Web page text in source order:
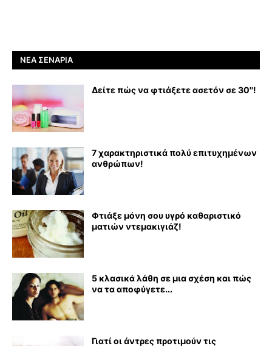
ΝΈΑ ΣΕΝΆΡΙΑ
Δείτε πώς να φτιάξετε ασετόν σε 30''!
7 χαρακτηριστικά πολύ επιτυχημένων
ανθρώπων!
Φτιάξε μόνη σου υγρό καθαριστικό
ματιών ντεμακιγιάζ!
5 κλασικά λάθη σε μια σχέση και πώς
να τα αποφύγετε...
Γιατί οι άντρες προτιμούν τις